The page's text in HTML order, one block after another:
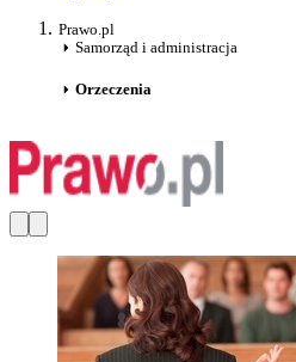
Prawo.pl
Samorząd i administracja
Orzeczenia